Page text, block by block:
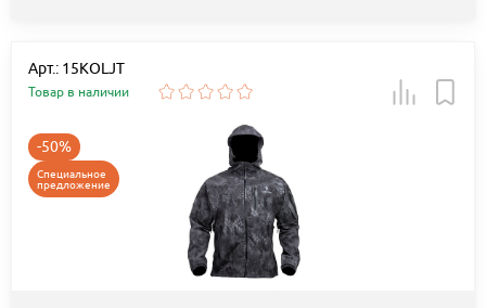
Арт.: 15KOLJT
Товар в наличии
-50%
Специальное
предложение